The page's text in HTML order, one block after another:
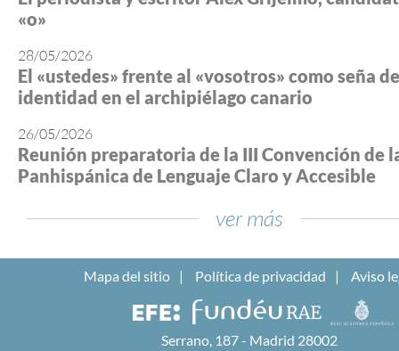
«o»
28/05/2026
El «ustedes» frente al «vosotros» como seña de
identidad en el archipiélago canario
26/05/2026
Reunión preparatoria de la III Convención de
Panhispánica de Lenguaje Claro y Accesible
ver más
Mapa del sitio Política de privacidad Aviso
Serrano, 187 - Madrid 28002